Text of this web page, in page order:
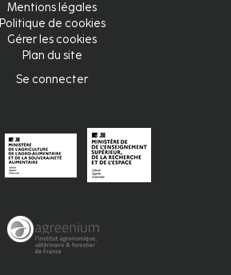
Mentions légales
Politique de cookies
Gérer les cookies
Plan du site
Se connecter